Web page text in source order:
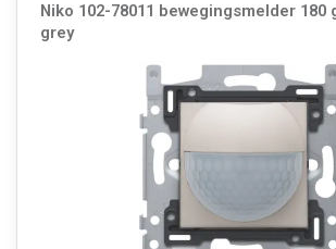
Niko 102-78011 bewegingsmelder 180
grey